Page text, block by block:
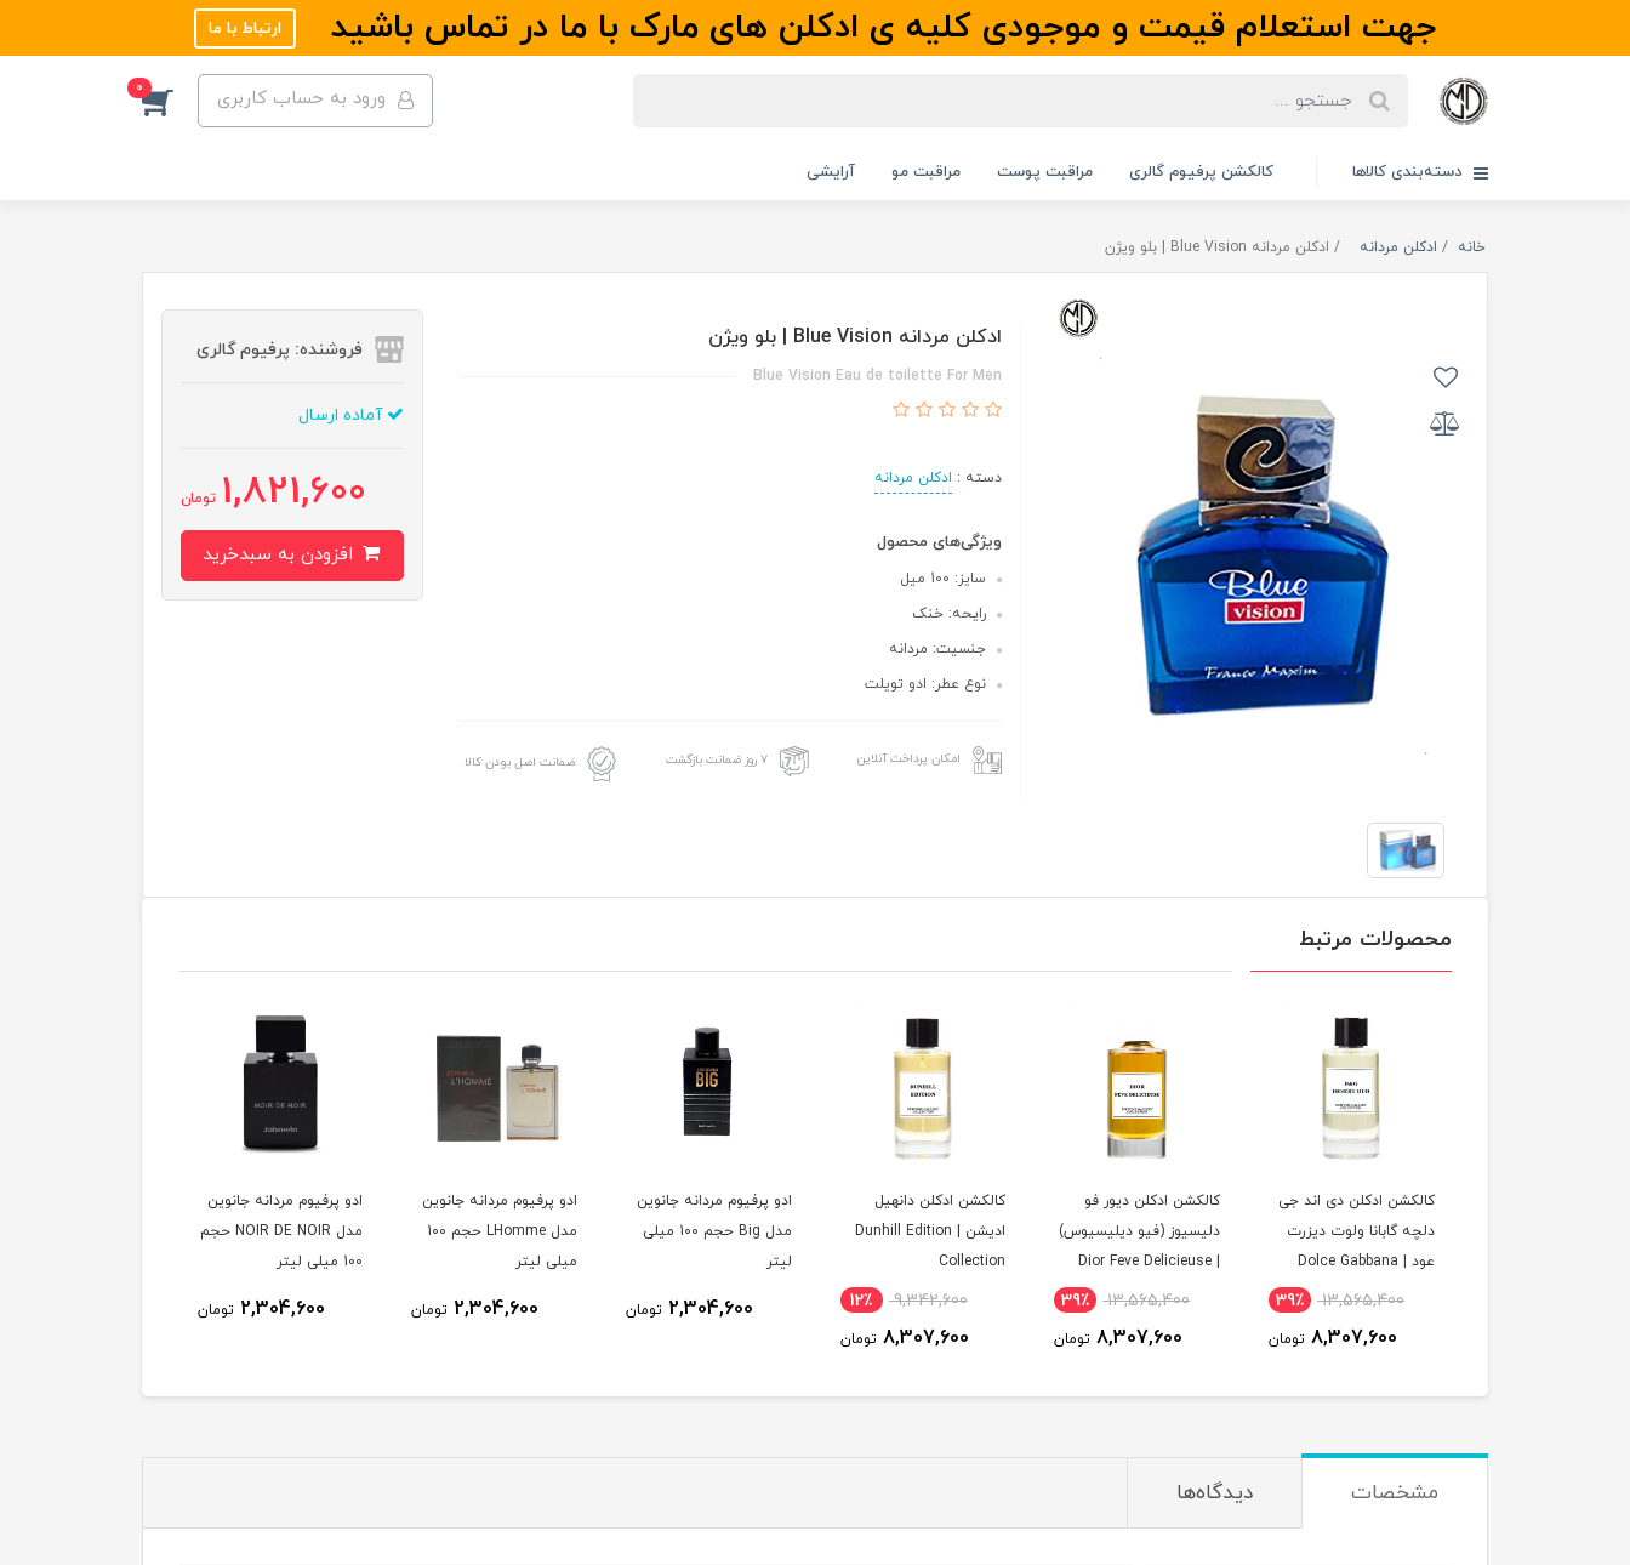
جهت استعلام قیمت و موجودی کلیه ی ادکلن های مارک با ما در تماس باشید ارتباط با ما
ورود به حساب کاربری 0
دسته‌بندی کالاها کالکشن پرفیوم گالری مراقبت پوست مراقبت مو آرایشی
خانه ادکلن مردانه ادکلن مردانه Blue Vision | بلو ویژن
ادکلن مردانه Blue Vision | بلو ویژن
Blue Vision Eau de toilette For Men
دسته : ادکلن مردانه
ویژگی‌های محصول
سایز: 100 میل
رایحه: خنک
جنسیت: مردانه
نوع عطر: ادو تویلت
امکان پرداخت آنلاین ۷ روز ضمانت بازگشت ضمانت اصل بودن کالا
فروشنده: پرفیوم گالری
آماده ارسال
1,821,600 تومان
محصولات مرتبط
کالکشن ادکلن دی اند جی
دلچه گابانا ولوت دیزرت
عود | Dolce Gabbana
Velvet Desert Oud
13,565,400 39٪
8,307,600 تومان
کالکشن ادکلن دیور فو
دلیسیوز (فیو دیلیسیوس)
| Dior Feve Delicieuse
Collection
13,565,400 39٪
8,307,600 تومان
کالکشن ادکلن دانهیل
ادیشن | Dunhill Edition
Collection
9,342,600 12٪
8,307,600 تومان
ادو پرفیوم مردانه جانوین
مدل Big حجم 100 میلی
لیتر
2,304,600 تومان
ادو پرفیوم مردانه جانوین
مدل LHomme حجم 100
میلی لیتر
2,304,600 تومان
ادو پرفیوم مردانه جانوین
مدل NOIR DE NOIR حجم
100 میلی لیتر
2,304,600 تومان
مشخصات دیدگاه‌ها